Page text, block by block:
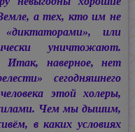
а тех, кто им не
или
уничтожают.
наверное, нет
сегодняшнего
этой холеры,
Чем мы дышим,
в каких условиях